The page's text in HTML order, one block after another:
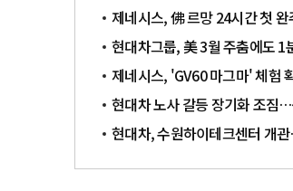
제네시스, 佛 르망 24시간 첫
현대차그룹, 美 3월 주춤에도
제네시스, 'GV60 마그마' 체험
현대차 노사 갈등 장기화 조짐
현대차, 수원하이테크센터 개